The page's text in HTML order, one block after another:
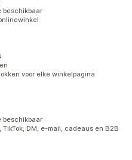
beschikbaar
voor elke winkelpagina
beschikbaar
DM, e-mail, cadeaus en B2B